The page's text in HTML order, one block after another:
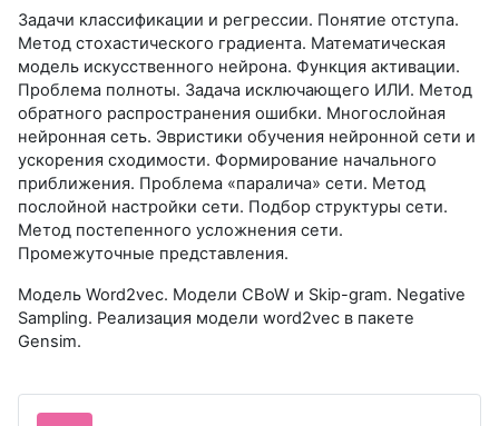
Задачи классификации и регрессии. Понятие отступа.
Метод стохастического градиента. Математическая
модель искусственного нейрона. Функция активации.
Проблема полноты. Задача исключающего ИЛИ. Метод
обратного распространения ошибки. Многослойная
нейронная сеть. Эвристики обучения нейронной сети и
ускорения сходимости. Формирование начального
приближения. Проблема «паралича» сети. Метод
послойной настройки сети. Подбор структуры сети.
Метод постепенного усложнения сети.
Промежуточные представления.
Модель Word2vec. Модели CBoW и Skip-gram. Negative
Sampling. Реализация модели word2vec в пакете
Gensim.